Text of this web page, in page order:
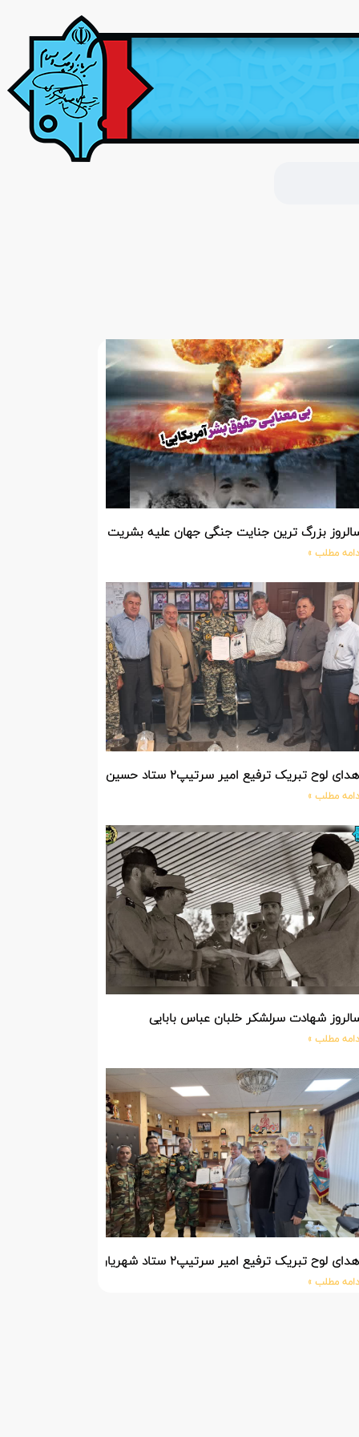
بزرگ ترین جنایت جنگی جهان علیه بشریت توسط بزرگ ترین
مطلب »
لوح تبریک ترفیع امیر سرتیپ۲ ستاد حسین صادق زاده فرمانده تیپ ۲۵ واکنش سریع شهید آبگون نزاجا مستقر در تبریز
مطلب »
شهادت سرلشکر خلبان عباس بابایی
مطلب »
لوح تبریک ترفیع امیر سرتیپ۲ ستاد شهریار پورفضلی فرمانده تیپ ۳۶۴ شهید نصیرزاده نزاجا مستقر در مهاباد
مطلب »